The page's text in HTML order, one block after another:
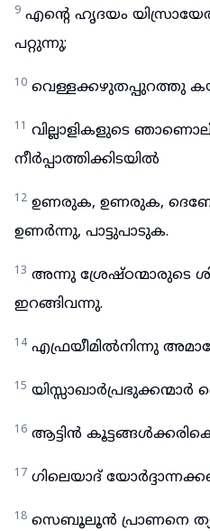
9 എന്റെ ഹൃദയം
പറ്റുന്നു;
10 വെള്ളക്കഴുതപ്പുറത്തു
11 വില്ലാളികളുടെ
നീർപ്പാത്തിക്കിടയിൽ
12 ഉണരുക, ഉണരുക,
ഉണർന്നു, പാട്ടുപാടുക.
13 അന്നു ശ്രേഷ്ഠന്മാരുടെ
ഇറങ്ങിവന്നു.
14 എഫ്രയീമിൽനിന്നു
15
16 ആട്ടിൻ
17 ഗിലെയാദ്
18 സെബൂലൂൻ പ്രാണനെ